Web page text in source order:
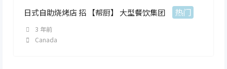
日式自助烧烤店 招 【帮厨】 大型餐饮集团 热门
3 年前
Canada